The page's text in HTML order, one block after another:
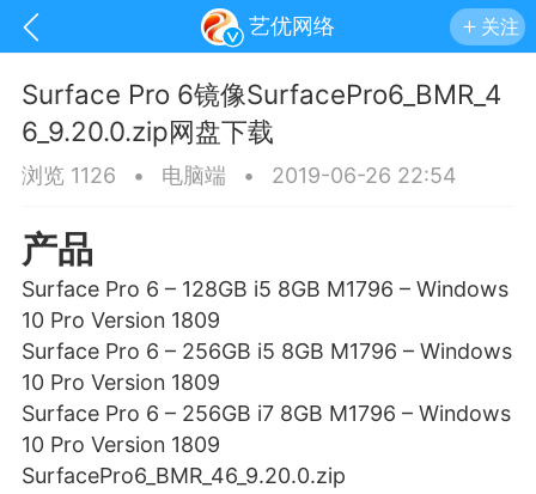
艺优网络 关注
手机 系统
Surface Pro 6镜像SurfacePro6_BMR_4
6_9.20.0.zip网盘下载
浏览 1126 • 电脑端 • 2019-06-26 22:54
产品
Surface Pro 6 – 128GB i5 8GB M1796 – Windows
10 Pro Version 1809
Surface Pro 6 – 256GB i5 8GB M1796 – Windows
10 Pro Version 1809
Surface Pro 6 – 256GB i7 8GB M1796 – Windows
10 Pro Version 1809
SurfacePro6_BMR_46_9.20.0.zip